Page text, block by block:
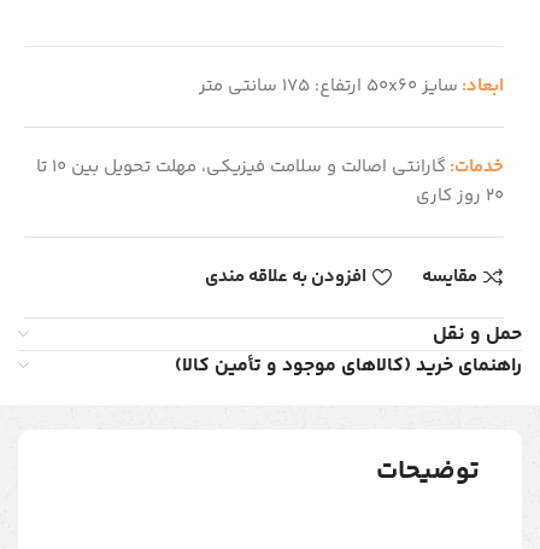
ابعاد: سایز 50x60 ارتفاع: 175 سانتی متر
خدمات:
گارانتی اصالت و سلامت فیزیکی، مهلت تحویل بین 10 تا
20 روز کاری
مقایسه افزودن به علاقه مندی
حمل و نقل
راهنمای خرید (کالاهای موجود و تأمین کالا)
توضیحات